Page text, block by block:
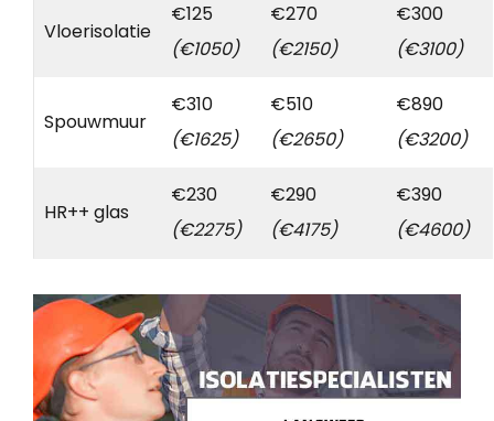
Vloerisolatie
€125
(€1050)
€270
(€2150)
€300
(€3100)
Spouwmuur
€310
(€1625)
€510
(€2650)
€890
(€3200)
HR++ glas
€230
(€2275)
€290
(€4175)
€390
(€4600)